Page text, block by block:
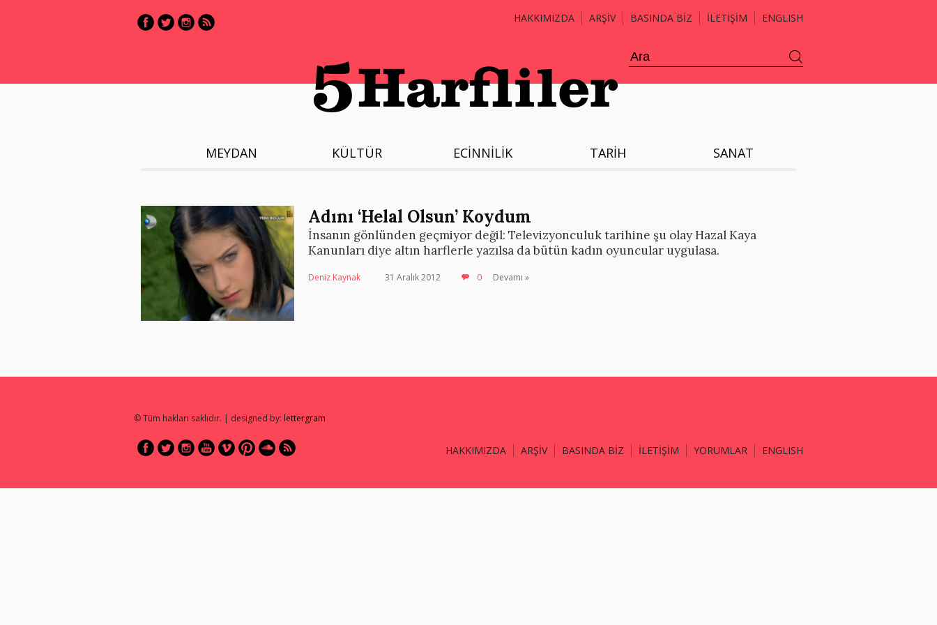
HAKKIMIZDA ARŞİV BASINDA BİZ İLETİŞİM ENGLISH
MEYDAN KÜLTÜR ECİNNİLİK TARİH SANAT
Adını ‘Helal Olsun’ Koydum
İnsanın gönlünden geçmiyor değil: Televizyonculuk tarihine şu olay Hazal Kaya
Kanunları diye altın harflerle yazılsa da bütün kadın oyuncular uygulasa.
Deniz Kaynak 31 Aralık 2012 0 Devamı »
© Tüm hakları saklıdır. | designed by: lettergram
HAKKIMIZDA ARŞİV BASINDA BİZ İLETİŞİM YORUMLAR ENGLISH